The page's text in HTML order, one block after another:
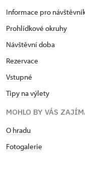
Informace pro
Prohlídkové okruhy
Návštěvní doba
Rezervace
Vstupné
Tipy na výlety
MOHLO BY VÁS
O hradu
Fotogalerie